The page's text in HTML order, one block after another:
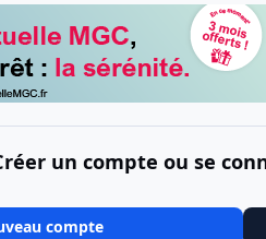
un compte ou se
compte